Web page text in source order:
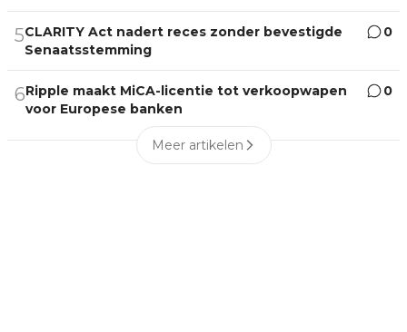
5CLARITY Act nadert reces zonder bevestigde
Senaatsstemming
0
6Ripple maakt MiCA-licentie tot verkoopwapen
voor Europese banken
0
Meer artikelen